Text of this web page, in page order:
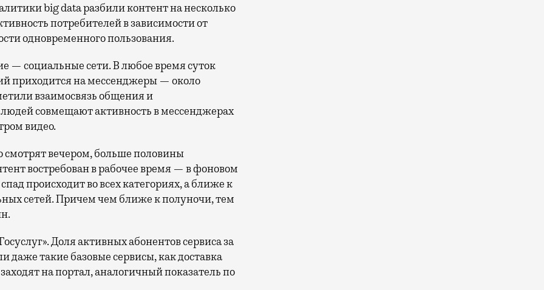
big data разбили контент на несколько
потребителей в зависимости от
одновременного пользования.
— социальные сети. В любое время суток
приходится на мессенджеры — около
взаимосвязь общения и
совмещают активность в мессенджерах
видео.
смотрят вечером, больше половины
востребован в рабочее время — в фоновом
происходит во всех категориях, а ближе к
сетей. Причем чем ближе к полуночи, тем
Доля активных абонентов сервиса за
даже такие базовые сервисы, как доставка
на портал, аналогичный показатель по